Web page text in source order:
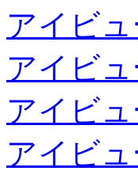
アイビ
アイビ
アイビ
アイビ